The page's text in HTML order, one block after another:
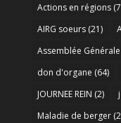
Actions en régions
AIRG soeurs(21)
Assemblée Générale
don d'organe (64)
JOURNEE REIN (2)
Maladie de berger